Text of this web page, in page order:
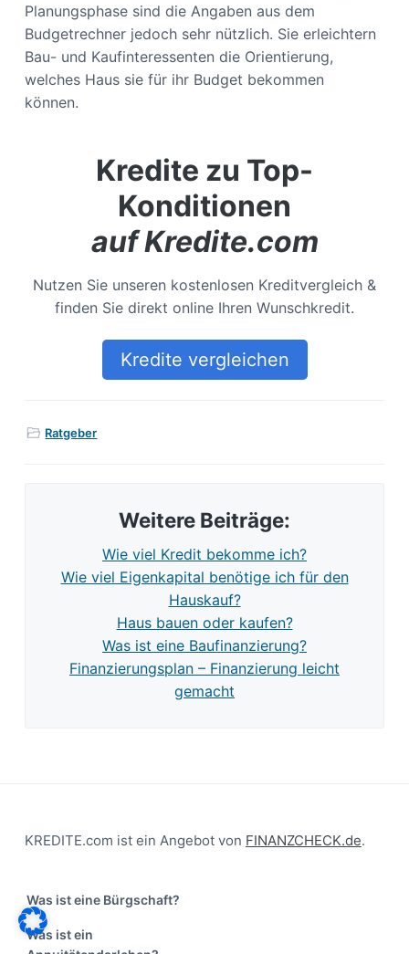
Planungsphase sind die Angaben aus dem
Budgetrechner jedoch sehr nützlich. Sie erleichtern
Bau- und Kaufinteressenten die Orientierung,
welches Haus sie für ihr Budget bekommen
können.
Kredite zu Top-
Konditionen
auf Kredite.com
Nutzen Sie unseren kostenlosen Kreditvergleich &
finden Sie direkt online Ihren Wunschkredit.
Kredite vergleichen
Ratgeber
Weitere Beiträge:
Wie viel Kredit bekomme ich?
Wie viel Eigenkapital benötige ich für den
Hauskauf?
Haus bauen oder kaufen?
Was ist eine Baufinanzierung?
Finanzierungsplan – Finanzierung leicht
gemacht
Footer
KREDITE.com ist ein Angebot von FINANZCHECK.de.
Was ist eine Bürgschaft?
Was ist ein